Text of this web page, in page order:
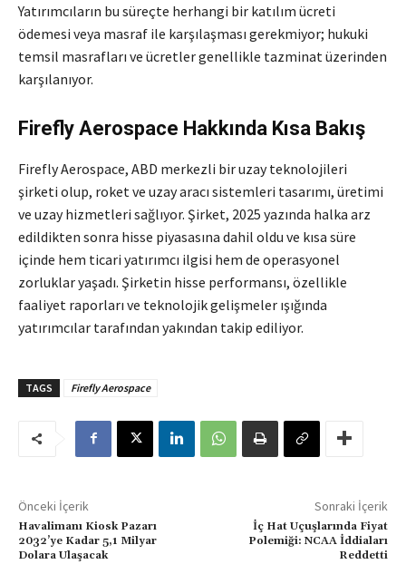
Yatırımcıların bu süreçte herhangi bir katılım ücreti
ödemesi veya masraf ile karşılaşması gerekmiyor; hukuki
temsil masrafları ve ücretler genellikle tazminat üzerinden
karşılanıyor.
Firefly Aerospace Hakkında Kısa Bakış
Firefly Aerospace, ABD merkezli bir uzay teknolojileri
şirketi olup, roket ve uzay aracı sistemleri tasarımı, üretimi
ve uzay hizmetleri sağlıyor. Şirket, 2025 yazında halka arz
edildikten sonra hisse piyasasına dahil oldu ve kısa süre
içinde hem ticari yatırımcı ilgisi hem de operasyonel
zorluklar yaşadı. Şirketin hisse performansı, özellikle
faaliyet raporları ve teknolojik gelişmeler ışığında
yatırımcılar tarafından yakından takip ediliyor.
TAGS Firefly Aerospace
Önceki İçerik
Havalimanı Kiosk Pazarı
2032’ye Kadar 5,1 Milyar
Dolara Ulaşacak
Sonraki İçerik
İç Hat Uçuşlarında Fiyat
Polemiği: NCAA İddiaları
Reddetti